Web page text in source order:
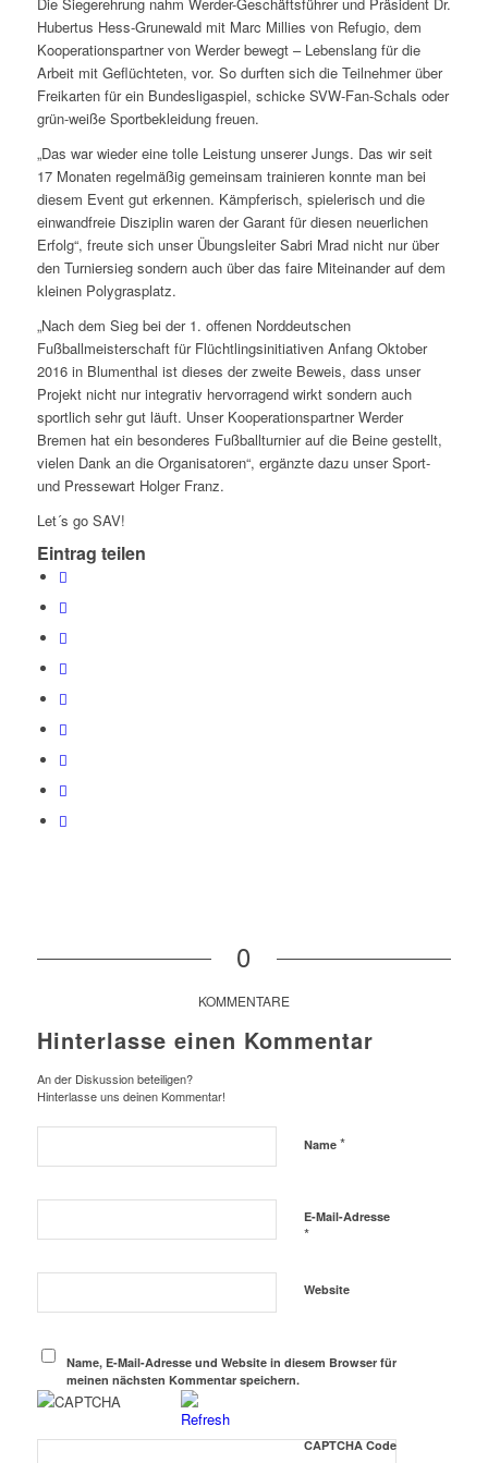
Hubertus Hess-Grunewald mit Marc Millies von Refugio, dem
Kooperationspartner von Werder bewegt – Lebenslang für die
Arbeit mit Geflüchteten, vor. So durften sich die Teilnehmer über
Freikarten für ein Bundesligaspiel, schicke SVW-Fan-Schals oder
grün-weiße Sportbekleidung freuen.
„Das war wieder eine tolle Leistung unserer Jungs. Das wir seit
17 Monaten regelmäßig gemeinsam trainieren konnte man bei
diesem Event gut erkennen. Kämpferisch, spielerisch und die
einwandfreie Disziplin waren der Garant für diesen neuerlichen
Erfolg“, freute sich unser Übungsleiter Sabri Mrad nicht nur über
den Turniersieg sondern auch über das faire Miteinander auf dem
kleinen Polygrasplatz.
„Nach dem Sieg bei der 1. offenen Norddeutschen
Fußballmeisterschaft für Flüchtlingsinitiativen Anfang Oktober
2016 in Blumenthal ist dieses der zweite Beweis, dass unser
Projekt nicht nur integrativ hervorragend wirkt sondern auch
sportlich sehr gut läuft. Unser Kooperationspartner Werder
Bremen hat ein besonderes Fußballturnier auf die Beine gestellt,
vielen Dank an die Organisatoren“, ergänzte dazu unser Sport-
und Pressewart Holger Franz.
Let´s go SAV!
Eintrag teilen
0
KOMMENTARE
Hinterlasse einen Kommentar
An der Diskussion beteiligen?
Hinterlasse uns deinen Kommentar!
Name *
E-Mail-Adresse
*
Website
Name, E-Mail-Adresse und Website in diesem Browser für
meinen nächsten Kommentar speichern.
CAPTCHA Code